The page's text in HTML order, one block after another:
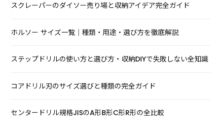
スクレーパーのダイソー売り場と収納アイデア完全ガイド
ホルソー サイズ一覧｜種類・用途・選び方を徹底解説
ステップドリルの使い方と選び方・収納DIYで失敗しない全知識
コアドリル刃のサイズ選びと種類の完全ガイド
センタードリル規格JISのA形B形C形R形の全比較